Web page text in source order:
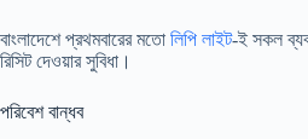
বাংলাদেশে প্রথমবারের মতো লিপি লাইট-ই সকল
রিসিট দেওয়ার সুবিধা।
পরিবেশ বান্ধব